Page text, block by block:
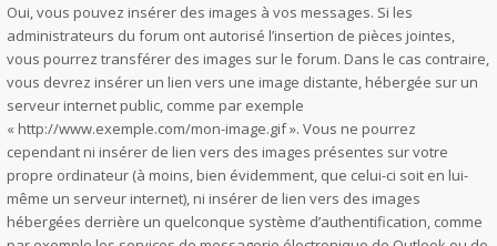
Oui, vous pouvez insérer des images à vos messages. Si les
administrateurs du forum ont autorisé l’insertion de pièces jointes,
vous pourrez transférer des images sur le forum. Dans le cas contraire,
vous devrez insérer un lien vers une image distante, hébergée sur un
serveur internet public, comme par exemple
« http://www.exemple.com/mon-image.gif ». Vous ne pourrez
cependant ni insérer de lien vers des images présentes sur votre
propre ordinateur (à moins, bien évidemment, que celui-ci soit en lui-
même un serveur internet), ni insérer de lien vers des images
hébergées derrière un quelconque système d’authentification, comme